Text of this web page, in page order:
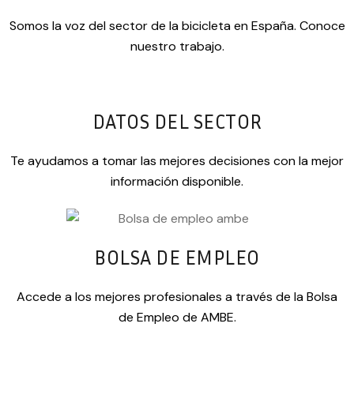
Somos la voz del sector de la bicicleta en España. Conoce
nuestro trabajo.
DATOS DEL SECTOR
Te ayudamos a tomar las mejores decisiones con la mejor
información disponible.
BOLSA DE EMPLEO
Accede a los mejores profesionales a través de la Bolsa
de Empleo de AMBE.